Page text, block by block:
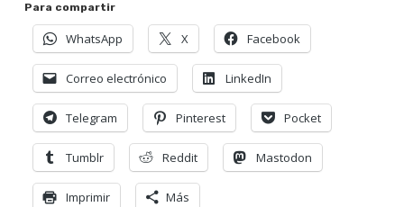
Para compartir
WhatsApp X Facebook
Correo electrónico LinkedIn
Telegram Pinterest Pocket
Tumblr Reddit Mastodon
Imprimir Más